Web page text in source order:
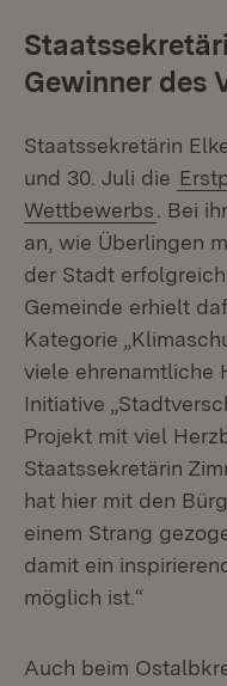
Gewinner des
Staatssekretärin
und 30. Juli die
Wettbewerbs
. Bei
an, wie Überlingen
der Stadt
Gemeinde erhielt
Kategorie
viele ehrenamtliche
Initiative
Projekt mit viel
Staatssekretärin
hat hier mit den
einem Strang
damit ein
möglich ist.“
Auch beim